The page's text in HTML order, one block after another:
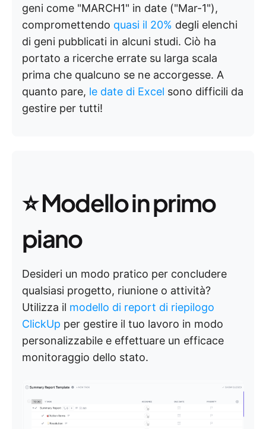
geni come "MARCH1" in date ("Mar-1"),
compromettendo quasi il 20% degli elenchi
di geni pubblicati in alcuni studi. Ciò ha
portato a ricerche errate su larga scala
prima che qualcuno se ne accorgesse. A
quanto pare, le date di Excel sono difficili da
gestire per tutti!
⭐ Modello in primo
piano
Desideri un modo pratico per concludere
qualsiasi progetto, riunione o attività?
Utilizza il modello di report di riepilogo
ClickUp per gestire il tuo lavoro in modo
personalizzabile e effettuare un efficace
monitoraggio dello stato.